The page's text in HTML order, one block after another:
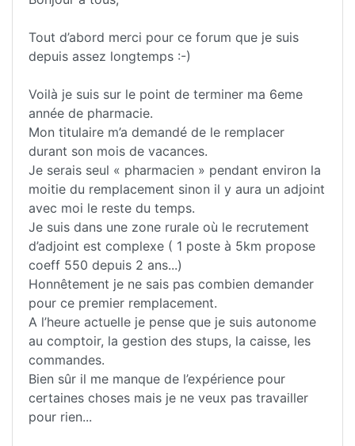
Tout d’abord merci pour ce forum que je suis
depuis assez longtemps :-)
Voilà je suis sur le point de terminer ma 6eme
année de pharmacie.
Mon titulaire m’a demandé de le remplacer
durant son mois de vacances.
Je serais seul « pharmacien » pendant environ la
moitie du remplacement sinon il y aura un adjoint
avec moi le reste du temps.
Je suis dans une zone rurale où le recrutement
d’adjoint est complexe ( 1 poste à 5km propose
coeff 550 depuis 2 ans...)
Honnêtement je ne sais pas combien demander
pour ce premier remplacement.
A l’heure actuelle je pense que je suis autonome
au comptoir, la gestion des stups, la caisse, les
commandes.
Bien sûr il me manque de l’expérience pour
certaines choses mais je ne veux pas travailler
pour rien...